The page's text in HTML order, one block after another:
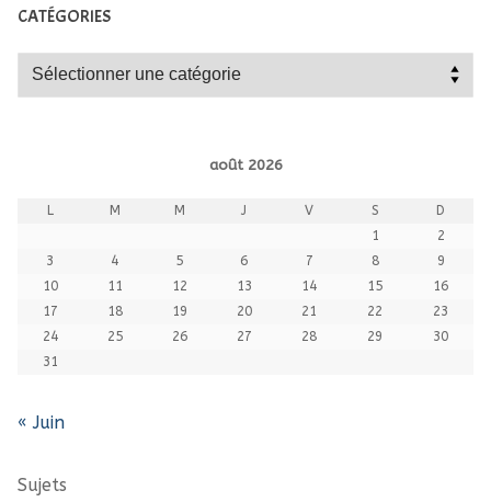
CATÉGORIES
Catégories
août 2026
L M M J V S
D
1
2
3
4 5 6 7 8
9
10
11 12 13 14 15
16
17
18 19 20 21 22
23
24
25 26 27 28 29
30
31
« Juin
Sujets